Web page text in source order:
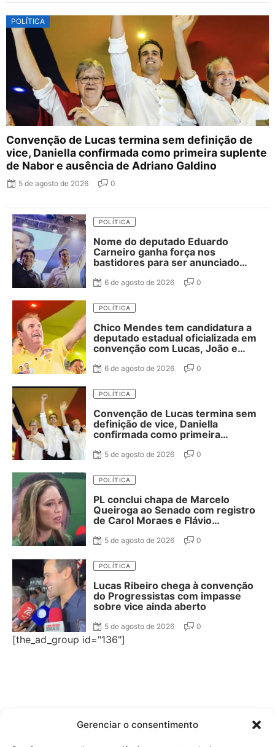
Gerenciar o consentimento
POLÍTICA
Convenção de Lucas termina sem definição de
vice, Daniella confirmada como primeira suplente
de Nabor e ausência de Adriano Galdino
5 de agosto de 2026 0
POLÍTICA
Nome do deputado Eduardo
Carneiro ganha força nos
bastidores para ser anunciado
6 de agosto de 2026 0
POLÍTICA
Chico Mendes tem candidatura a
deputado estadual oficializada em
convenção com Lucas, João e
6 de agosto de 2026 0
POLÍTICA
Convenção de Lucas termina sem
definição de vice, Daniella
confirmada como primeira
Adriano Galdino
5 de agosto de 2026 0
POLÍTICA
PL conclui chapa de Marcelo
Queiroga ao Senado com registro
de Carol Moraes e Flávio
5 de agosto de 2026 0
POLÍTICA
Lucas Ribeiro chega à convenção
do Progressistas com impasse
sobre vice ainda aberto
5 de agosto de 2026 0
[the_ad_group id="136"]